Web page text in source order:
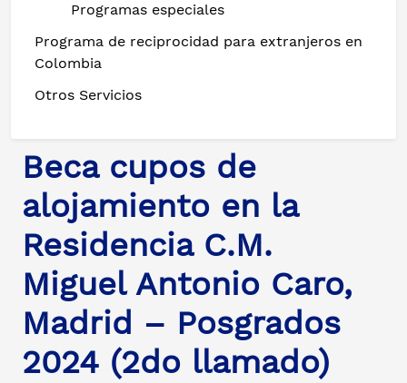
Programas especiales
Programa de reciprocidad para extranjeros en
Colombia
Otros Servicios
Beca cupos de
alojamiento en la
Residencia C.M.
Miguel Antonio Caro,
Madrid – Posgrados
2024 (2do llamado)